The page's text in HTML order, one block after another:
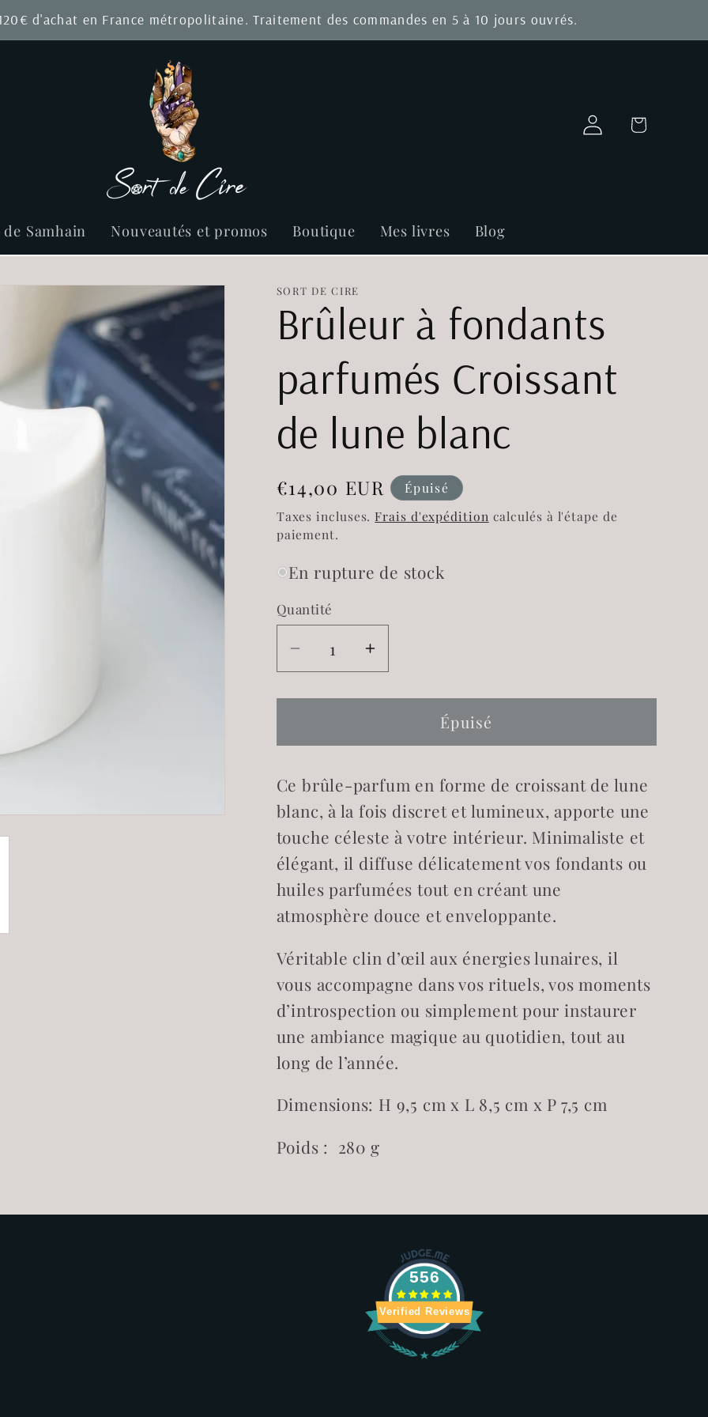
d'achat en France métropolitaine. Traitement des commandes en 5 à 10 jours ouvrés.
Samhain Nouveautés et promos Boutique Mes livres Blog
Connexion Panier
SORT DE CIRE
Brûleur à fondants
parfumés Croissant
de lune blanc
Prix
habituel
€14,00 EUR
Épuisé
Taxes incluses. Frais d'expédition calculés à l'étape de
paiement.
En rupture de stock
Quantité
Réduire
la
quantité
Brûleur
fondants
parfumés
Croissant
de
lune
blanc
Augmenter
la
quantité
Brûleur
fondants
parfumés
Croissant
de
lune
blanc
Épuisé
Ce brûle-parfum en forme de croissant de lune
blanc, à la fois discret et lumineux, apporte une
touche céleste à votre intérieur. Minimaliste et
élégant, il diffuse délicatement vos fondants ou
huiles parfumées tout en créant une
atmosphère douce et enveloppante.
Véritable clin d’œil aux énergies lunaires, il
vous accompagne dans vos rituels, vos moments
d’introspection ou simplement pour instaurer
une ambiance magique au quotidien, tout au
long de l’année.
Dimensions: H 9,5 cm x L 8,5 cm x P 7,5 cm
Poids : 280 g
556
Verified Reviews